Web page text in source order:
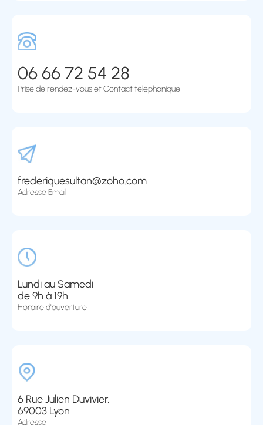
06 66 72 54 28
Prise de rendez-vous et Contact téléphonique
frederiquesultan@zoho.com
Adresse Email
Lundi au Samedi
de 9h à 19h
Horaire d'ouverture
6 Rue Julien Duvivier,
69003 Lyon
Adresse